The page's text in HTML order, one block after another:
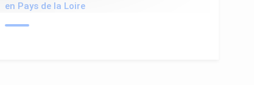
en Pays de la Loire